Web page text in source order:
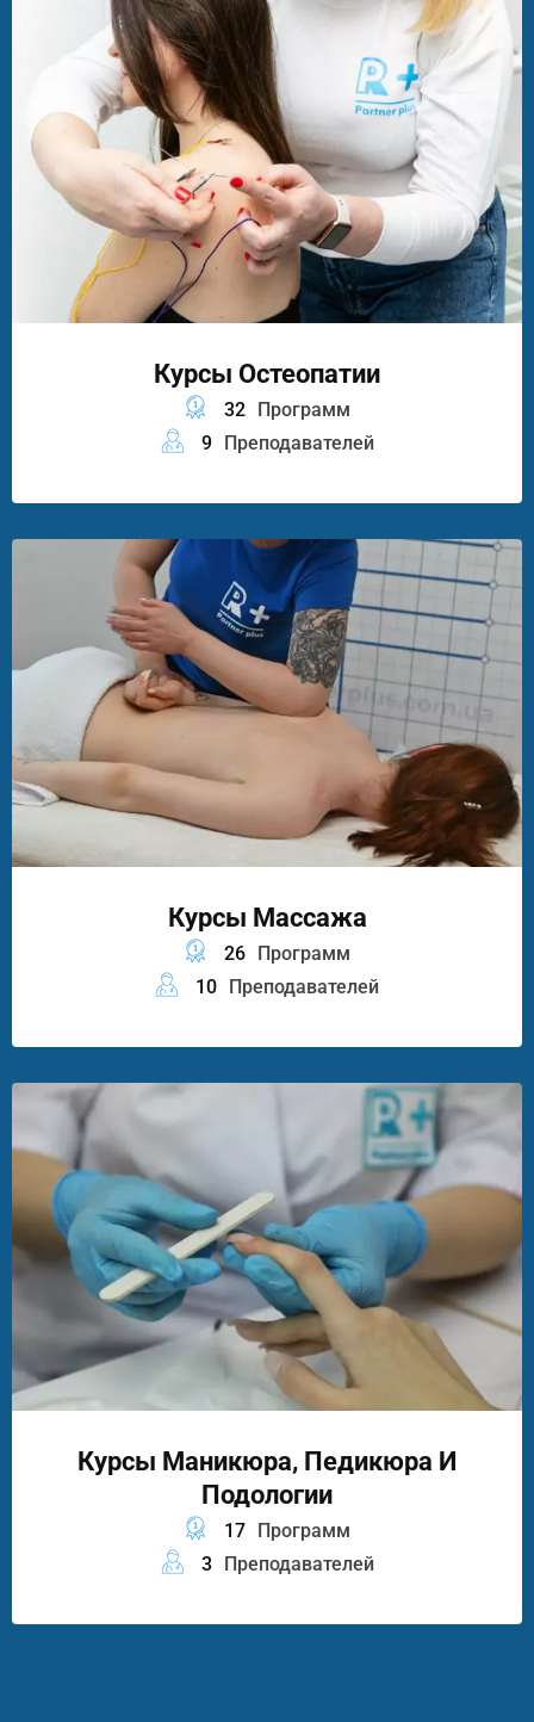
Курсы Остеопатии
32 Программ
9
Преподавателей
Курсы Массажа
26 Программ
10 Преподавателей
Курсы Маникюра, Педикюра И
Подологии
17 Программ
3
Преподавателей